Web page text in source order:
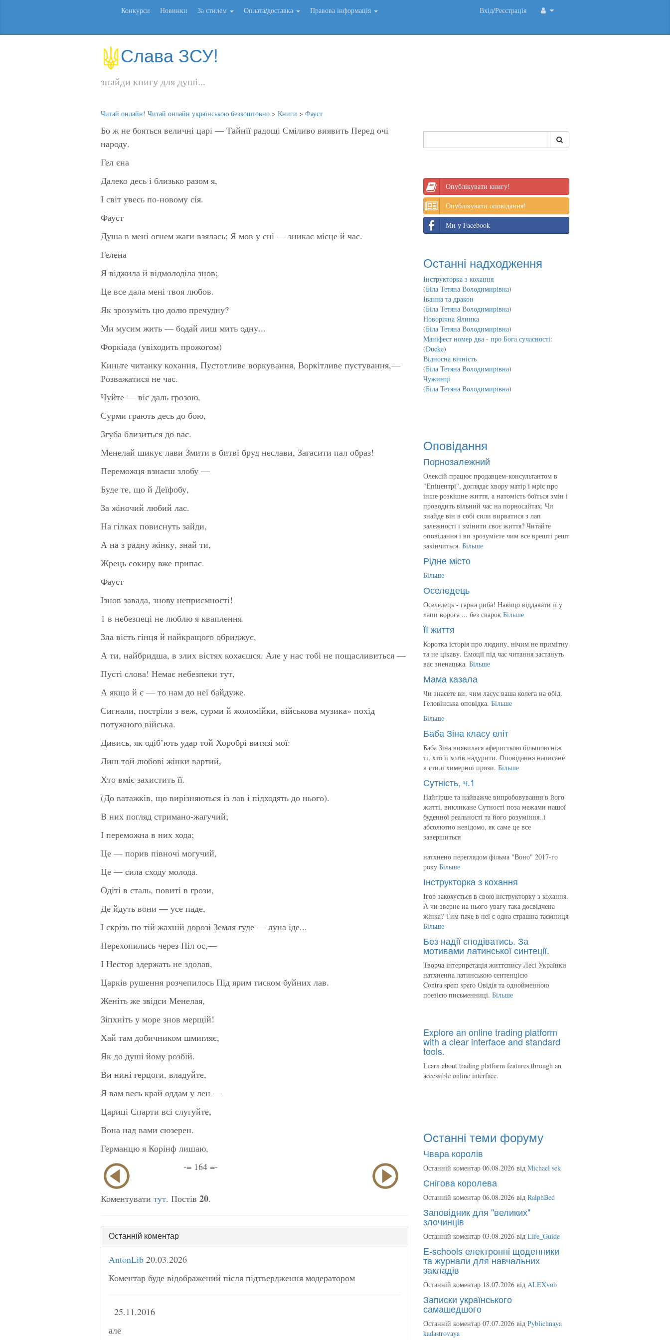
Конкурси Новинки За стилем Оплата/доставка Правова інформація Вхід/Реєстрація
Слава ЗСУ!
знайди книгу для душі...
Читай онлайн! Читай онлайн українською безкоштовно > Книги > Фауст
Бо ж не бояться величні царі — Тайнії радощі Сміливо виявить Перед очі
народу.
Гел єна
Далеко десь і близько разом я,
І світ увесь по-новому сія.
Фауст
Душа в мені огнем жаги взялась; Я мов у сні — зникає місце й час.
Гелена
Я віджила й відмолоділа знов;
Це все дала мені твоя любов.
Як зрозуміть цю долю пречудну?
Ми мусим жить — бодай лиш мить одну...
Форкіада (увіходить прожогом)
Киньте читанку кохання, Пустотливе воркування, Воркітливе пустування,—
Розважатися не час.
Чуйте — віє даль грозою,
Сурми грають десь до бою,
Згуба близиться до вас.
Менелай шикує лави Змити в битві бруд неслави, Загасити пал образ!
Переможця взнаєш злобу —
Буде те, що й Деїфобу,
За жіночий любий лас.
На гілках повиснуть зайди,
А на з радну жінку, знай ти,
Жрець сокиру вже припас.
Фауст
Ізнов завада, знову неприємності!
1 в небезпеці не люблю я кваплення.
Зла вість гінця й найкращого обриджує,
А ти, найбридша, в злих вістях кохаєшся. Але у нас тобі не пощасливиться —
Пусті слова! Немає небезпеки тут,
А якщо й є — то нам до неї байдуже.
Сигнали, постріли з веж, сурми й жоломійки, військова музика» похід
потужного війська.
Дивись, як одіб’ють удар той Хоробрі витязі мої:
Лиш той любові жінки вартий,
Хто вміє захистить її.
(До ватажків, що вирізняються із лав і підходять до нього).
В них погляд стримано-жагучий;
І переможна в них хода;
Це — порив півночі могучий,
Це — сила сходу молода.
Одіті в сталь, повиті в грози,
Де йдуть вони — усе паде,
І скрізь по тій жахній дорозі Земля гуде — луна іде...
Перехопились через Піл ос,—
І Нестор здержать не здолав,
Царків рушення розчепилось Під ярим тиском буйних лав.
Женіть же звідси Менелая,
Зіпхніть у море знов мерщій!
Хай там добичником шмигляє,
Як до душі йому розбій.
Ви нині герцоги, владуйте,
Я вам весь край оддам у лен —
Цариці Спарти всі слугуйте,
Вона над вами сюзерен.
Германцю я Корінф лишаю,
-= 164 =-
Коментувати тут. Постів 20.
Останній коментар
AntonLib 20.03.2026
Коментар буде відображений після підтвердження модератором
25.11.2016
але
Опублікувати книгу!
Опублікувати оповідання!
Ми у Facebook
Останні надходження
Інструкторка з кохання
(Біла Тетяна Володимирівна)
Іванна та дракон
(Біла Тетяна Володимирівна)
Новорічна Ялинка
(Біла Тетяна Володимирівна)
Маніфест номер два - про Бога сучасності:
(Ducke)
Відносна вічність
(Біла Тетяна Володимирівна)
Чужинці
(Біла Тетяна Володимирівна)
Оповідання
Порнозалежний
Олексій працює продавцем-консультантом в
"Епіцентрі", доглядає хвору матір і мріє про
інше розкішне життя, а натомість боїться змін і
проводить вільний час на порносайтах. Чи
знайде він в собі сили вирватися з лап
залежності і змінити своє життя? Читайте
оповідання і ви зрозумієте чим все врешті решт
закінчиться. Більше
Рідне місто
Більше
Оселедець
Оселедець - гарна риба! Навіщо віддавати її у
лапи ворога ... без сварок Більше
Її життя
Коротка історія про людину, нічим не примітну
та не цікаву. Емоції під час читання застануть
вас зненацька. Більше
Мама казала
Чи знаєете ви, чим ласує ваша колега на обід.
Геловінська оповідка. Більше
Більше
Баба Зіна класу еліт
Баба Зіна виявилася аферисткою більшою ніж
ті, хто її хотів надурити. Оповідання написане
в стилі химерної прози. Більше
Сутність, ч.1
Найгірше та найважче випробовування в його
житті, викликане Сутності поза межами нашої
буденної реальності та його розуміння..і
абсолютно невідомо, як саме це все
завершиться
натхнено переглядом фільма "Воно" 2017-го
року Більше
Інструкторка з кохання
Ігор закохується в свою інструкторку з кохання.
А чи зверне на нього увагу така досвідчена
жінка? Тим паче в неї є одна страшна таємниця
Більше
Без надії сподіватись. За
мотивами латинської синтеції.
Творча інтерпретація життєпису Лесі Українки
натхненна латинською сентенцією
Contra spem spero Овідія та однойменною
поезією письменниці. Більше
Explore an online trading platform
with a clear interface and standard
tools.
Learn about trading platform features through an
accessible online interface.
Останні теми форуму
Чвара королів
Останній коментар 06.08.2026 від Michael sek
Снігова королева
Останній коментар 06.08.2026 від RalphBed
Заповідник для "великих"
злочинців
Останній коментар 03.08.2026 від Life_Guide
E-schools електронні щоденники
та журнали для навчальних
закладів
Останній коментар 18.07.2026 від ALEXvob
Записки українського
самашедшого
Останній коментар 07.07.2026 від Pyblichnaya
kadastrovaya